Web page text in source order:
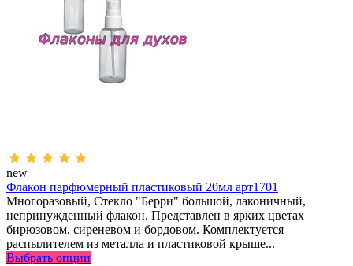
new
Флакон парфюмерный пластиковый 20мл арт1701
Многоразовый, Стекло "Берри" большой, лаконичный,
непринужденный флакон. Представлен в ярких цветах
бирюзовом, сиреневом и бордовом. Комплектуется
распылителем из металла и пластиковой крыше...
Выбрать опции